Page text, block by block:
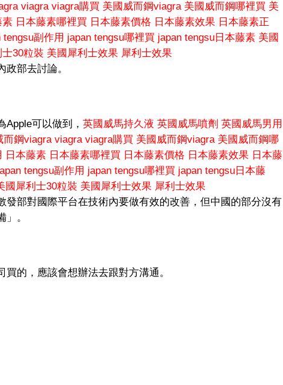
viagra viagra購買 美國威而鋼viagra 美國威而鋼哪裡買 美
素 日本藤素哪裡買 日本藤素價格 日本藤素效果 日本藤素正
tengsu副作用 japan tengsu哪裡買 japan tengsu日本藤素 美國
30粒裝 美國犀利士效果 犀利士效果
部去討論。
可以做到， 英國威馬持久液 英國威馬噴劑 英國威馬男用
而鋼viagra viagra viagra購買 美國威而鋼viagra 美國威而鋼哪
日本藤素 日本藤素哪裡買 日本藤素價格 日本藤素效果 日本藤
tengsu副作用 japan tengsu哪裡買 japan tengsu日本藤
國犀利士30粒裝 美國犀利士效果 犀利士效果
發部對國際平台在技術內要做有效的改善，但中國的部分沒有
。
的，應該會想辦法去跟對方溝通。